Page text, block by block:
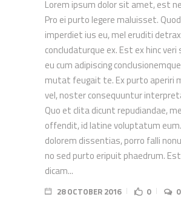
Lorem ipsum dolor sit amet, est
Pro ei purto legere maluisset.
imperdiet ius eu, mel eruditi
concludaturque ex. Est ex hinc
eu cum adipiscing
mutat feugait te. Ex purto aperiri
vel, noster consequuntur
Quo et clita dicunt repudiandae,
offendit, id latine voluptatum
dolorem dissentias, porro falli
no sed purto eripuit phaedrum.
dicam...
28 OCTOBER 2016 0 0